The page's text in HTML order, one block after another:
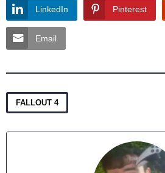
LinkedIn Pinterest
Email
FALLOUT 4